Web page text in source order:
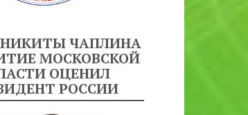
ЧАПЛИНА
МОСКОВСКОЙ
ОЦЕНИЛ
РОССИИ